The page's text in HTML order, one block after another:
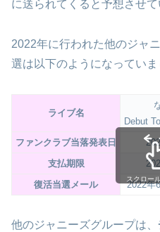
に送られてくると予想させて
2022年に行われた他のジャ
選は以下のようになっていま
ライブ名
Debut
ファンクラブ当落発表日
支払期限
復活当選メール
2022
スクロー
他のジャニーズグループは、